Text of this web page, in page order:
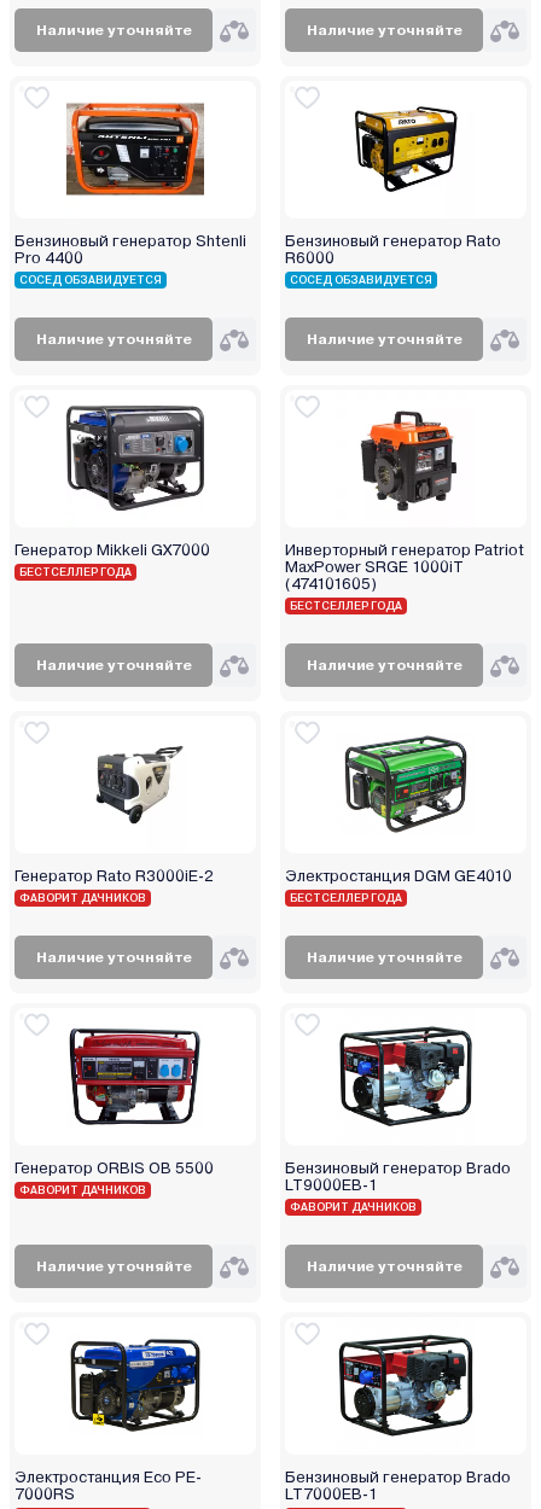
EuroPower
Favourite
Firman
Fogo
Forsage
FoxWeld
Geko
GTL
Hammer
Hanskonner
Haupa
Helmut
Hitachi
Husqvarna (Хускварна)
Impakt
Jasic
Karcher
Kawashima
Kirk
Kolner
Kranz
Kronwerk
Lifan
Link Lion
Loncin
Magnetta
Mateus
Mikkeli
Milwaukee
Mitsuba
Nikkey
Наличие уточняйте Наличие уточняйте
Бензиновый генератор Shtenli
Pro 4400
СОСЕД ОБЗАВИДУЕТСЯ
Наличие уточняйте
Бензиновый генератор Rato
R6000
СОСЕД ОБЗАВИДУЕТСЯ
Наличие уточняйте
Генератор Mikkeli GX7000
БЕСТСЕЛЛЕР ГОДА
Наличие уточняйте
Инверторный генератор Patriot
MaxPower SRGE 1000iT
(474101605)
БЕСТСЕЛЛЕР ГОДА
Наличие уточняйте
Генератор Rato R3000iE-2
ФАВОРИТ ДАЧНИКОВ
Наличие уточняйте
Электростанция DGM GE4010
БЕСТСЕЛЛЕР ГОДА
Наличие уточняйте
Генератор ORBIS OB 5500
ФАВОРИТ ДАЧНИКОВ
Наличие уточняйте
Бензиновый генератор Brado
LT9000EB-1
ФАВОРИТ ДАЧНИКОВ
Наличие уточняйте
Электростанция Eco PE-
7000RS
Бензиновый генератор Brado
LT7000EB-1